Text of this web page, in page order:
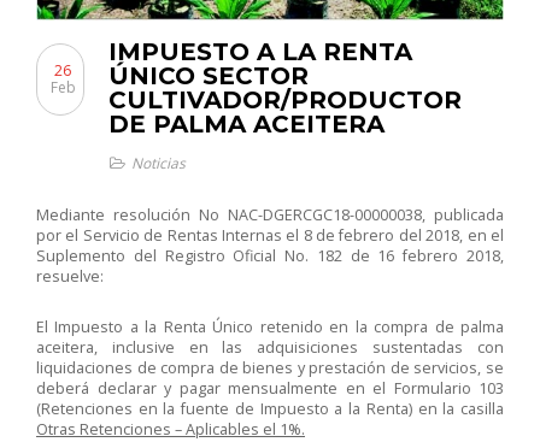
IMPUESTO A LA RENTA
ÚNICO SECTOR
CULTIVADOR/PRODUCTOR
DE PALMA ACEITERA
26
Feb
Noticias
Mediante resolución No NAC-DGERCGC18-00000038, publicada
por el Servicio de Rentas Internas el 8 de febrero del 2018, en el
Suplemento del Registro Oficial No. 182 de 16 febrero 2018,
resuelve:
El Impuesto a la Renta Único retenido en la compra de palma
aceitera, inclusive en las adquisiciones sustentadas con
liquidaciones de compra de bienes y prestación de servicios, se
deberá declarar y pagar mensualmente en el Formulario 103
(Retenciones en la fuente de Impuesto a la Renta) en la casilla
Otras Retenciones – Aplicables el 1%.